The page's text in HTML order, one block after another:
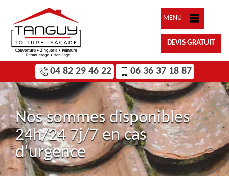
MENU
DEVIS GRATUIT
04 82 29 46 22 06 36 37 18 87
Nos sommes disponibles
24h/24 7j/7 en cas
d'urgence